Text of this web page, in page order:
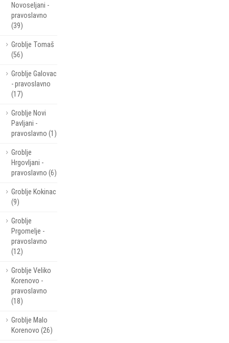
Novoseljani -
pravoslavno
(39)
Groblje Tomaš
(56)
Groblje Galovac
- pravoslavno
(17)
Groblje Novi
Pavljani -
pravoslavno (1)
Groblje
Hrgovljani -
pravoslavno (6)
Groblje Kokinac
(9)
Groblje
Prgomelje -
pravoslavno
(12)
Groblje Veliko
Korenovo -
pravoslavno
(18)
Groblje Malo
Korenovo (26)